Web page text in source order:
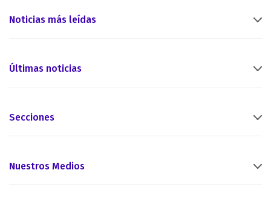
Noticias más leídas
Últimas noticias
Secciones
Nuestros Medios